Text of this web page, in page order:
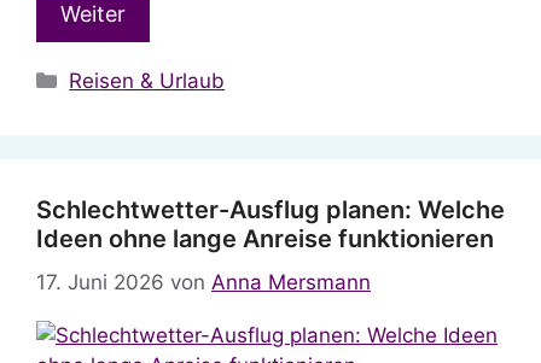
Weiter
Kategorien
Reisen & Urlaub
Schlechtwetter-Ausflug planen: Welche
Ideen ohne lange Anreise funktionieren
17. Juni 2026 von Anna Mersmann